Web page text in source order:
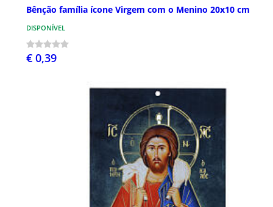
Bênção família ícone Virgem com o Menino 20x10 cm
DISPONÍVEL
€ 0,39